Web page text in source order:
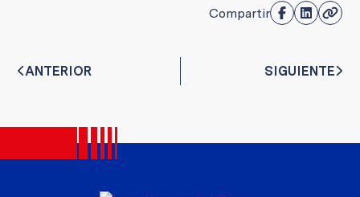
Compartir
ANTERIOR SIGUIENTE